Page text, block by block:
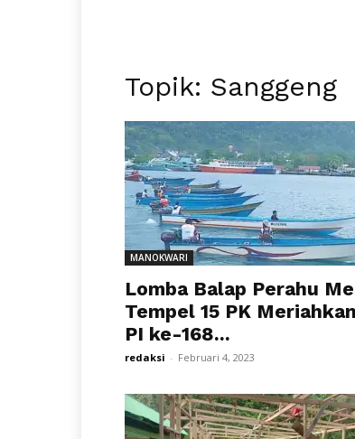
Topik: Sanggeng
MANOKWARI
Lomba Balap Perahu
Tempel 15 PK
PI ke-168...
redaksi - Februari 4, 2023